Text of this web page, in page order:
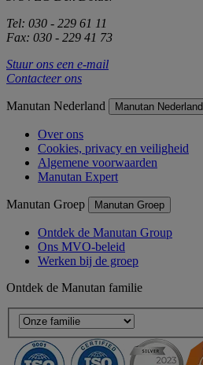
Tel: 030 - 229 61 11
Fax: 030 - 229 41 73
Stuur ons een e-mail
Contacteer ons
Manutan Nederland Manutan Nederland
Over ons
Cookies, privacy en veiligheid
Algemene voorwaarden
Manutan Expert
Manutan Groep Manutan Groep
Ontdek de Manutan Group
Ons MVO-beleid
Werken bij de groep
Ontdek de Manutan familie